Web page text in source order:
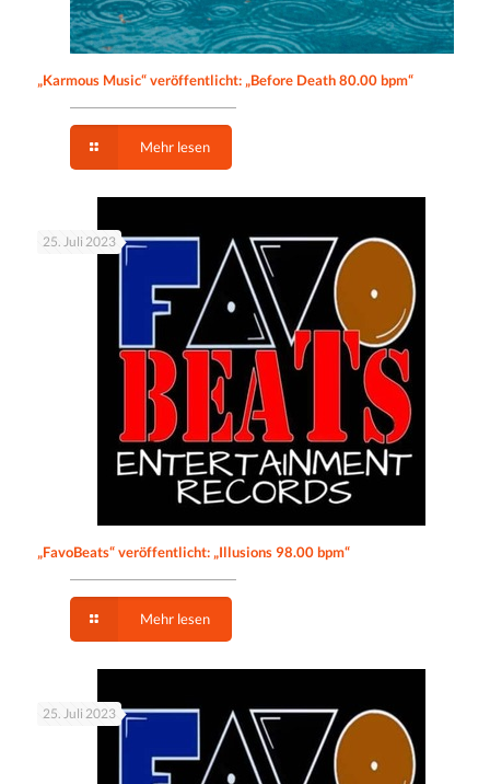
„Karmous Music“ veröffentlicht: „Before Death 80.00 bpm“
Mehr lesen
25. Juli 2023
„FavoBeats“ veröffentlicht: „Illusions 98.00 bpm“
Mehr lesen
25. Juli 2023